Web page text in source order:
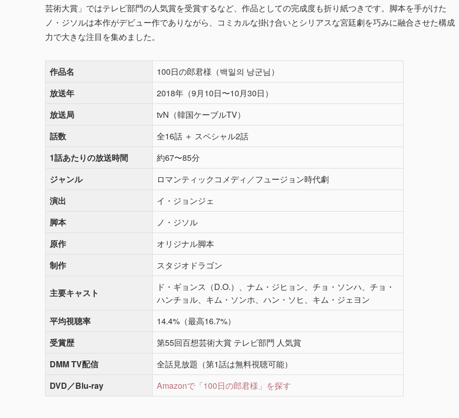
芸術大賞」ではテレビ部門の人気賞を受賞するなど、作品としての完成度も折り紙つきです。脚本を手がけた
ノ・ジソルは本作がデビュー作でありながら、コミカルな掛け合いとシリアスな宮廷劇を巧みに融合させた構成
力で大きな注目を集めました。
作品名
100日の郎君様（백일의 낭군님）
放送年
2018年（9月10日〜10月30日）
放送局
tvN（韓国ケーブルTV）
話数
全16話 ＋ スペシャル2話
1話あたりの放送時間
約67〜85分
ジャンル
ロマンティックコメディ／フュージョン時代劇
演出
イ・ジョンジェ
脚本
ノ・ジソル
原作
オリジナル脚本
制作
スタジオドラゴン
主要キャスト
ド・ギョンス（D.O.）、ナム・ジヒョン、チョ・ソンハ、チョ・
ハンチョル、キム・ソンホ、ハン・ソヒ、キム・ジェヨン
平均視聴率
14.4%（最高16.7%）
受賞歴
第55回百想芸術大賞 テレビ部門 人気賞
DMM TV配信
全話見放題（第1話は無料視聴可能）
DVD／Blu-ray
Amazonで「100日の郎君様」を探す